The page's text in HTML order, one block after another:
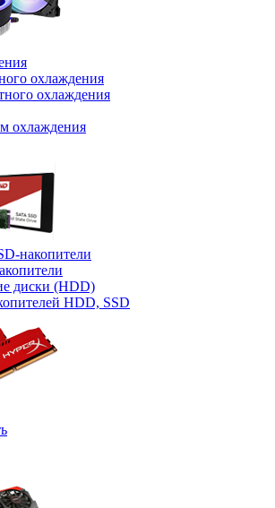
охлаждения
охлаждения
охлаждения
накопители
диски (HDD)
HDD, SSD